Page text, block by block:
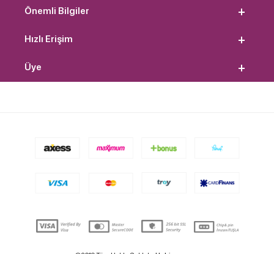
Önemli Bilgiler
Hızlı Erişim
Üye